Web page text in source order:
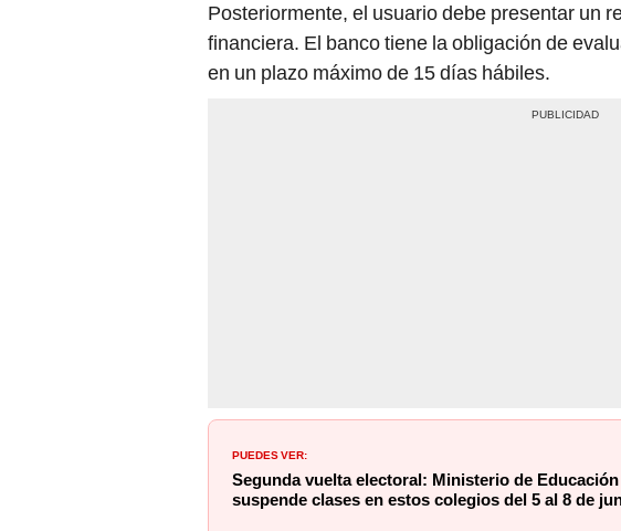
Posteriormente, el usuario debe presentar un
financiera. El banco tiene la obligación de
en un plazo máximo de 15 días hábiles.
PUEDES VER:
Segunda vuelta electoral: Ministerio de
suspende clases en estos colegios del 5 al 8 de